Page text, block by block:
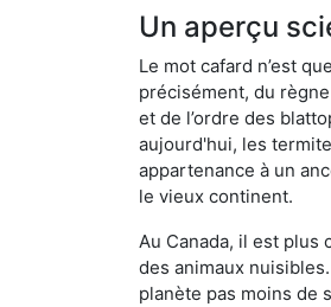
Un aperçu
Le mot cafard n’est
précisément, du
et de l’ordre des
aujourd'hui, les
appartenance à un
le vieux continent.
Au Canada, il est plus
des animaux
planète pas moins de